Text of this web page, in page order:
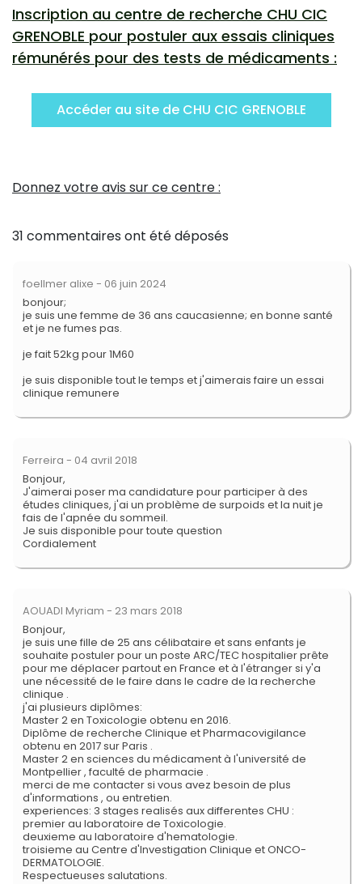
Inscription au centre de recherche CHU CIC
GRENOBLE pour postuler aux essais cliniques
rémunérés pour des tests de médicaments :
Accéder au site de CHU CIC GRENOBLE
Donnez votre avis sur ce centre :
31 commentaires ont été déposés
foellmer alixe - 06 juin 2024
bonjour;
je suis une femme de 36 ans caucasienne; en bonne santé
et je ne fumes pas.
je fait 52kg pour 1M60
je suis disponible tout le temps et j'aimerais faire un essai
clinique remunere
Ferreira - 04 avril 2018
Bonjour,
J'aimerai poser ma candidature pour participer à des
études cliniques, j'ai un problème de surpoids et la nuit je
fais de l'apnée du sommeil.
Je suis disponible pour toute question
Cordialement
AOUADI Myriam - 23 mars 2018
Bonjour,
je suis une fille de 25 ans célibataire et sans enfants je
souhaite postuler pour un poste ARC/TEC hospitalier prête
pour me déplacer partout en France et à l'étranger si y'a
une nécessité de le faire dans le cadre de la recherche
clinique .
j'ai plusieurs diplômes:
Master 2 en Toxicologie obtenu en 2016.
Diplôme de recherche Clinique et Pharmacovigilance
obtenu en 2017 sur Paris .
Master 2 en sciences du médicament à l'université de
Montpellier , faculté de pharmacie .
merci de me contacter si vous avez besoin de plus
d'informations , ou entretien.
experiences: 3 stages realisés aux differentes CHU :
premier au laboratoire de Toxicologie.
deuxieme au laboratoire d'hematologie.
troisieme au Centre d'Investigation Clinique et ONCO-
DERMATOLOGIE.
Respectueuses salutations.